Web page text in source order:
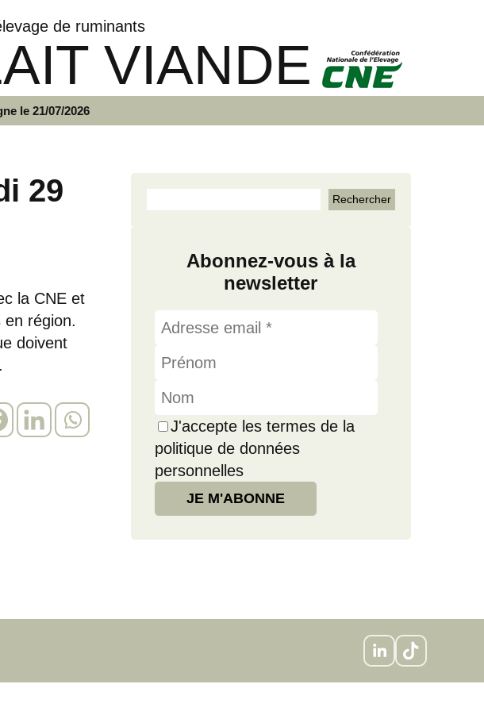
de ruminants
VIANDE
le 21/07/2026
29
la CNE et
région.
doivent
.
Abonnez-vous à la
newsletter
J'accepte les termes de la
politique de données
personnelles